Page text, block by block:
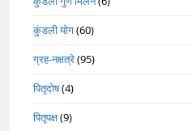
कुंडली योग(60)
ग्रह-नक्षत्रे(95)
पितृदोष(4)
पितृपक्ष(9)